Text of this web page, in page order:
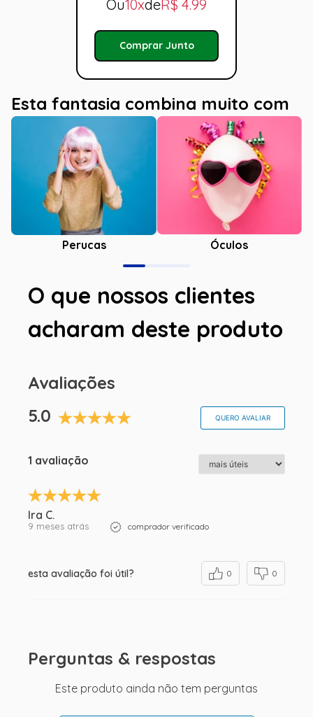
Ou10xdeR$ 4.99
Comprar Junto
Esta fantasia combina muito com
Perucas Óculos
O que nossos clientes
acharam deste produto
Avaliações
5.0
QUERO AVALIAR
1 avaliação
Ira C.
9 meses atrás comprador verificado
esta avaliação foi útil? 0 0
Perguntas & respostas
Este produto ainda não tem perguntas